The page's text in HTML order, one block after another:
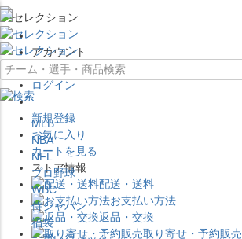
×
アカウント
ログイン
新規登録
お気に入り
カートを見る
ストア情報
配送・送料
お支払い方法
返品・交換
取り寄せ・予約販売
MLB
NBA
NFL
プロ野球
WBC
侍ジャパン
福袋